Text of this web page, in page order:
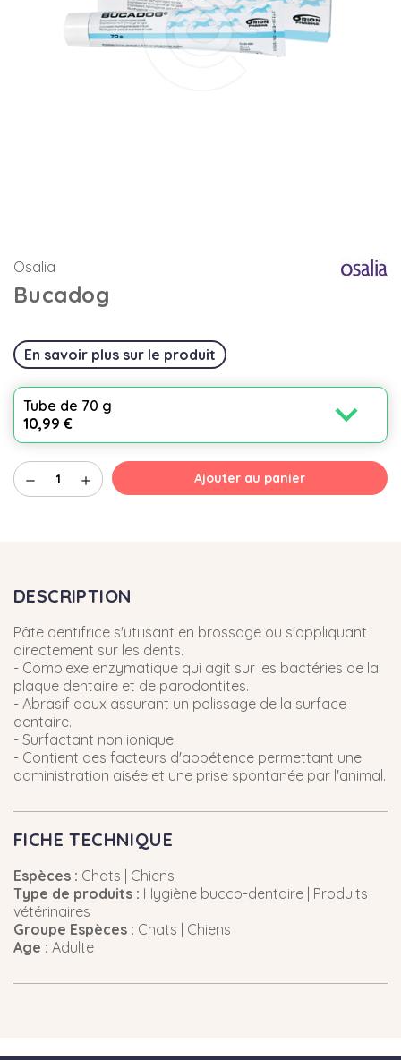
Osalia
Bucadog
En savoir plus sur le produit
Tube de 70 g
10,99 €
expand_more
remove add Ajouter au panier
DESCRIPTION
Pâte dentifrice s'utilisant en brossage ou s'appliquant
directement sur les dents.
- Complexe enzymatique qui agit sur les bactéries de la
plaque dentaire et de parodontites.
- Abrasif doux assurant un polissage de la surface
dentaire.
- Surfactant non ionique.
- Contient des facteurs d'appétence permettant une
administration aisée et une prise spontanée par l'animal.
FICHE TECHNIQUE
Espèces : Chats | Chiens
Type de produits : Hygiène bucco-dentaire | Produits
vétérinaires
Groupe Espèces : Chats | Chiens
Age : Adulte